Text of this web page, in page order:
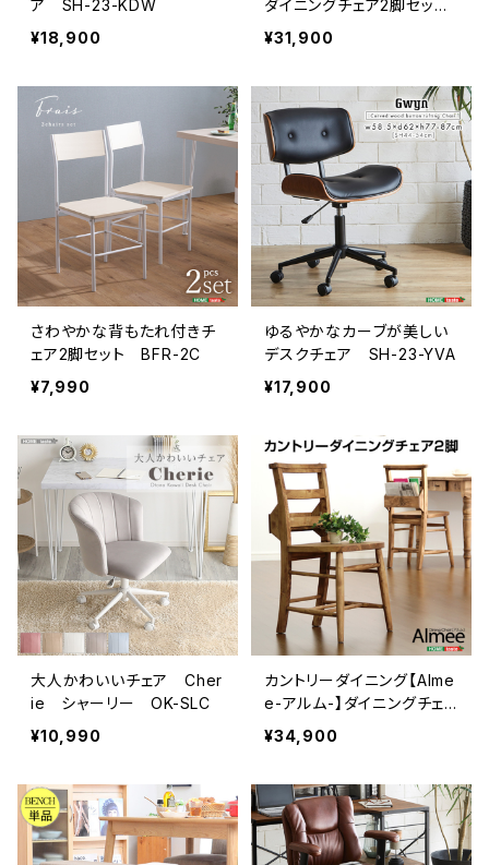
ア SH-23-KDW
¥18,900
ダイニングチェア2脚セット
（スタンダードチェアタイプ）
SH-01EGL-CHS
¥31,900
さわやかな背もたれ付きチ
ェア2脚セット BFR-2C
¥7,990
ゆるやかなカーブが美しい
デスクチェア SH-23-YVA
¥17,900
大人かわいいチェア Cher
ie シャーリー OK-SLC
¥10,990
カントリーダイニング【Alme
e-アルム-】ダイニングチェ
ア2脚セット SH-01ALM-
¥34,900